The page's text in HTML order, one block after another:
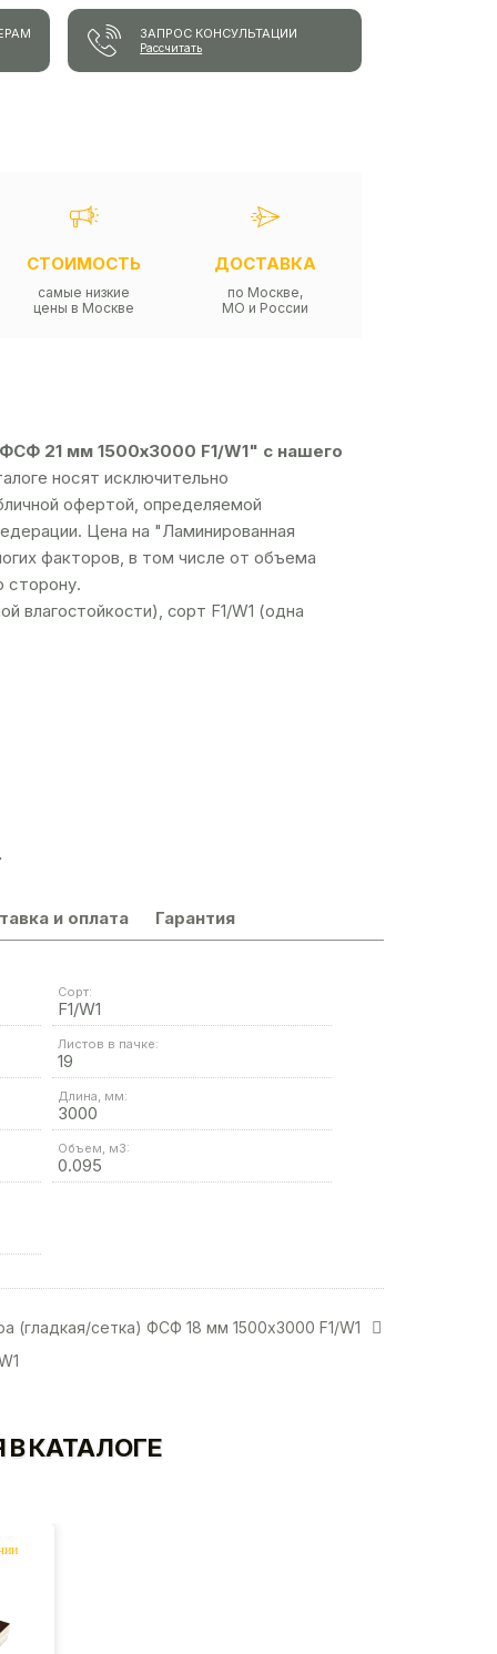
ЗАПРОС КОНСУЛЬТАЦИИ
Рассчитать
СТОИМОСТЬ
самые низкие
цены в Москве
ДОСТАВКА
по Москве,
МО и России
21 мм 1500х3000 F1/W1" с нашего
носят исключительно
офертой, определяемой
Цена на "Ламинированная
факторов, в том числе от объема
сторону.
сорт F1/W1 (одна
и оплата Гарантия
Сорт:
F1/W1
Листов в пачке:
19
Длина, мм:
3000
Объем, м3:
0.095
(гладкая/сетка) ФСФ 18 мм 1500х3000 F1/W1
КАТАЛОГЕ